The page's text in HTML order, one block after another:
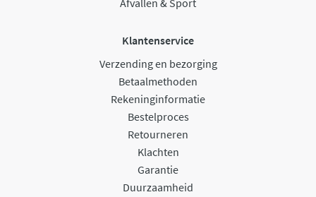
Afvallen & Sport
Klantenservice
Verzending en bezorging
Betaalmethoden
Rekeninginformatie
Bestelproces
Retourneren
Klachten
Garantie
Duurzaamheid